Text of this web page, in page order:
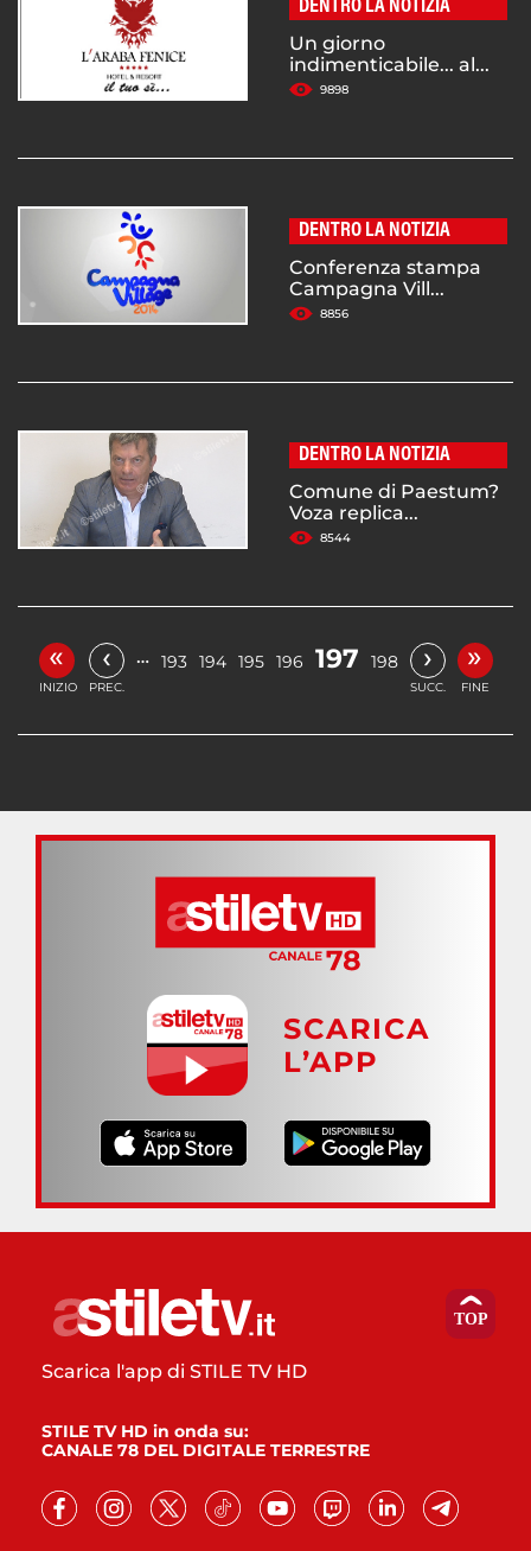
DENTRO LA NOTIZIA
Un giorno
indimenticabile... al...
9898
DENTRO LA NOTIZIA
Conferenza stampa
Campagna Vill...
8856
DENTRO LA NOTIZIA
Comune di Paestum?
Voza replica...
8544
«
INIZIO
‹
PREC.
… 193 194 195 196 197 198 ›
SUCC.
»
FINE
SCARICA
L’APP
Scarica l'app di STILE TV HD
STILE TV HD in onda su:
CANALE 78 DEL DIGITALE TERRESTRE